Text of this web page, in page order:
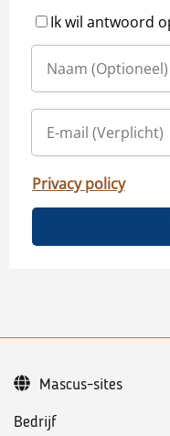
Ik wil antwoord
Privacy policy
Bedrijf
Mascus-sites